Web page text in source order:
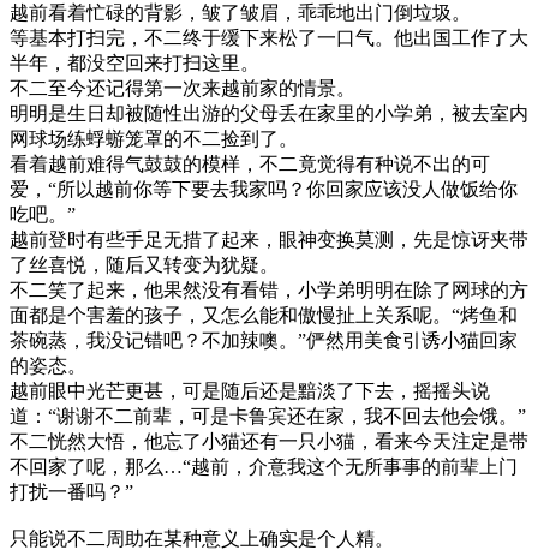
越前看着忙碌的背影，皱了皱眉，乖乖地出门倒垃圾。
等基本打扫完，不二终于缓下来松了一口气。他出国工作了大
半年，都没空回来打扫这里。
不二至今还记得第一次来越前家的情景。
明明是生日却被随性出游的父母丢在家里的小学弟，被去室内
网球场练蜉蝣笼罩的不二捡到了。
看着越前难得气鼓鼓的模样，不二竟觉得有种说不出的可
爱，“所以越前你等下要去我家吗？你回家应该没人做饭给你
吃吧。”
越前登时有些手足无措了起来，眼神变换莫测，先是惊讶夹带
了丝喜悦，随后又转变为犹疑。
不二笑了起来，他果然没有看错，小学弟明明在除了网球的方
面都是个害羞的孩子，又怎么能和傲慢扯上关系呢。“烤鱼和
茶碗蒸，我没记错吧？不加辣噢。”俨然用美食引诱小猫回家
的姿态。
越前眼中光芒更甚，可是随后还是黯淡了下去，摇摇头说
道：“谢谢不二前辈，可是卡鲁宾还在家，我不回去他会饿。”
不二恍然大悟，他忘了小猫还有一只小猫，看来今天注定是带
不回家了呢，那么…“越前，介意我这个无所事事的前辈上门
打扰一番吗？”
只能说不二周助在某种意义上确实是个人精。